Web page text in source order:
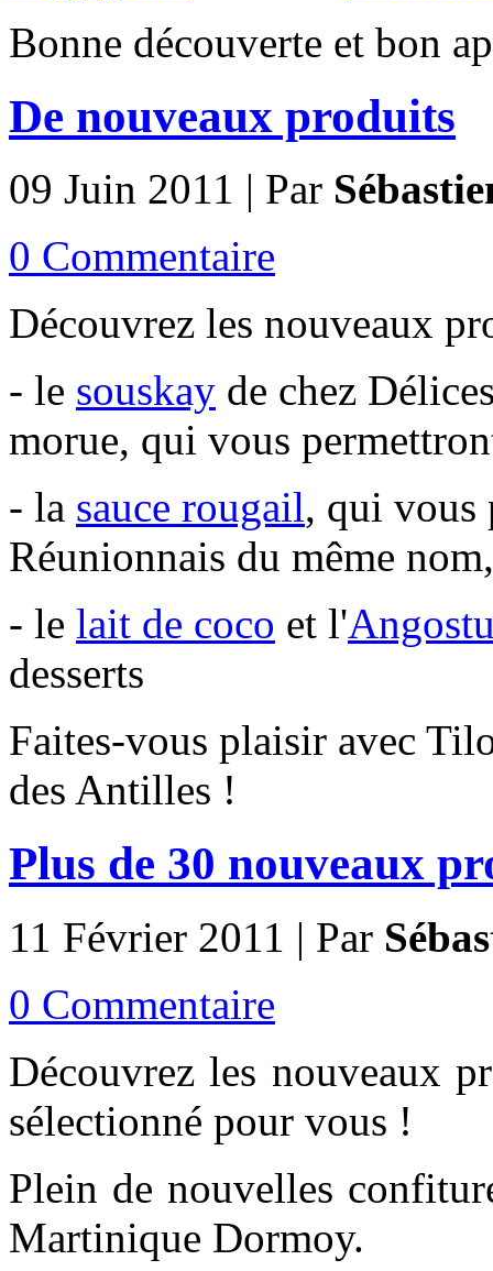
Bonne découverte et bon
De nouveaux produits
09 Juin 2011 | Par
0 Commentaire
Découvrez les nouveaux
- le souskay de chez
morue, qui vous
- la sauce rougail, qui vous
Réunionnais du même nom,
- le lait de coco et l'
desserts
Faites-vous plaisir avec
des Antilles !
Plus de 30 nouveaux
11 Février 2011 | Par
0 Commentaire
Découvrez les nouveaux
sélectionné pour vous !
Plein de nouvelles
Martinique Dormoy.